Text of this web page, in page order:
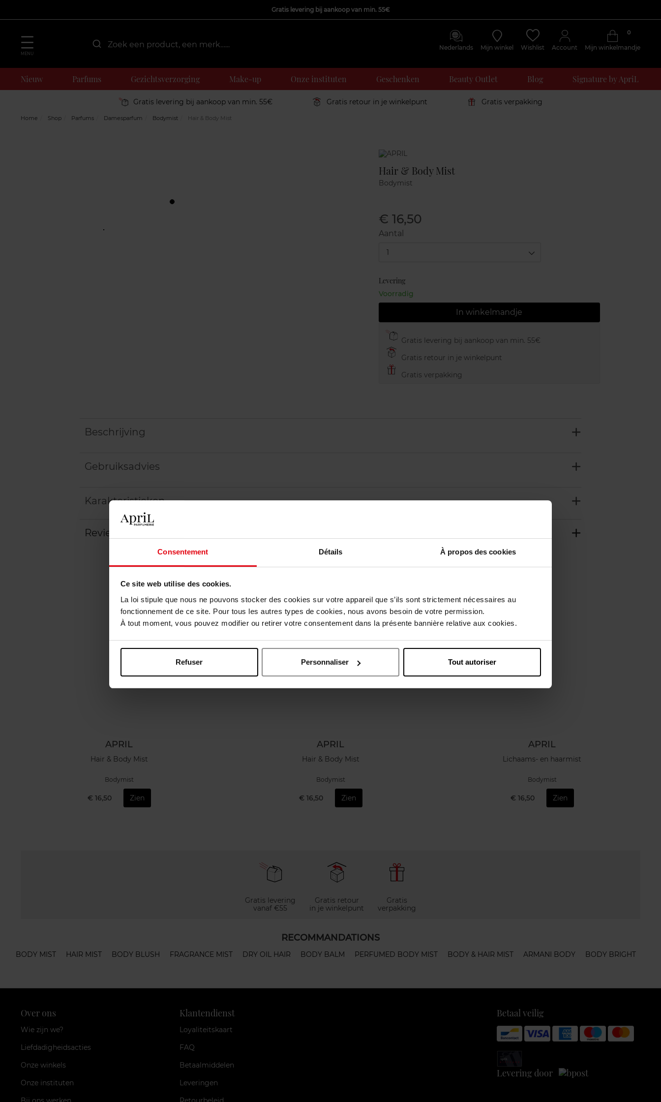
Consentement Détails À propos des cookies
Ce site web utilise des cookies.
La loi stipule que nous ne pouvons stocker des cookies sur votre appareil que s’ils sont strictement nécessaires au
fonctionnement de ce site. Pour tous les autres types de cookies, nous avons besoin de votre permission.
À tout moment, vous pouvez modifier ou retirer votre consentement dans la présente bannière relative aux cookies.
Refuser Personnaliser Tout autoriser
Gratis levering bij aankoop van min. 55€
MENU
Nederlands Mijn winkel Wishlist Account Mijn winkelmandje
0
Nieuw Parfums Gezichtsverzorging Make-up Onze instituten Geschenken Beauty Outlet Blog Signature by ApriL
Gratis levering bij aankoop van min. 55€ Gratis retour in je winkelpunt Gratis verpakking
Home Shop Parfums Damesparfum Bodymist Hair & Body Mist
Marque
Hair & Body Mist
Bodymist
€ 16,50
Aantal
1
Levering
Voorradig
In winkelmandje
Gratis levering bij aankoop van min. 55€
Gratis retour in je winkelpunt
Gratis verpakking
Beschrijving
Gebruiksadvies
Karakteristieken
Review
Nog iets vergeten ?
APRIL
Hair & Body Mist
Bodymist
€ 16,50 Zien
APRIL
Hair & Body Mist
Bodymist
€ 16,50 Zien
APRIL
Lichaams- en haarmist
Bodymist
€ 16,50 Zien
Gratis levering
vanaf €55
Gratis retour
in je winkelpunt
Gratis
verpakking
RECOMMANDATIONS
BODY MIST HAIR MIST BODY BLUSH FRAGRANCE MIST DRY OIL HAIR BODY BALM PERFUMED BODY MIST BODY & HAIR MIST ARMANI BODY BODY BRIGHT
Over ons
Wie zijn we?
Liefdadigheidsacties
Onze winkels
Onze instituten
Klantendienst
Loyaliteitskaart
FAQ
Betaalmiddelen
Leveringen
Betaal veilig
Levering door